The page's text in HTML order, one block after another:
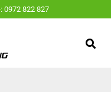
chữ nổi inox, hộp đèn,
0972 822 827